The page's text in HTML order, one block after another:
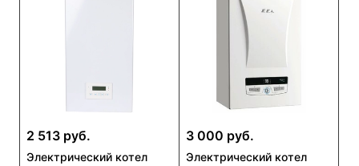
2 513 руб.
Электрический котел
3 000 руб.
Электрический котел